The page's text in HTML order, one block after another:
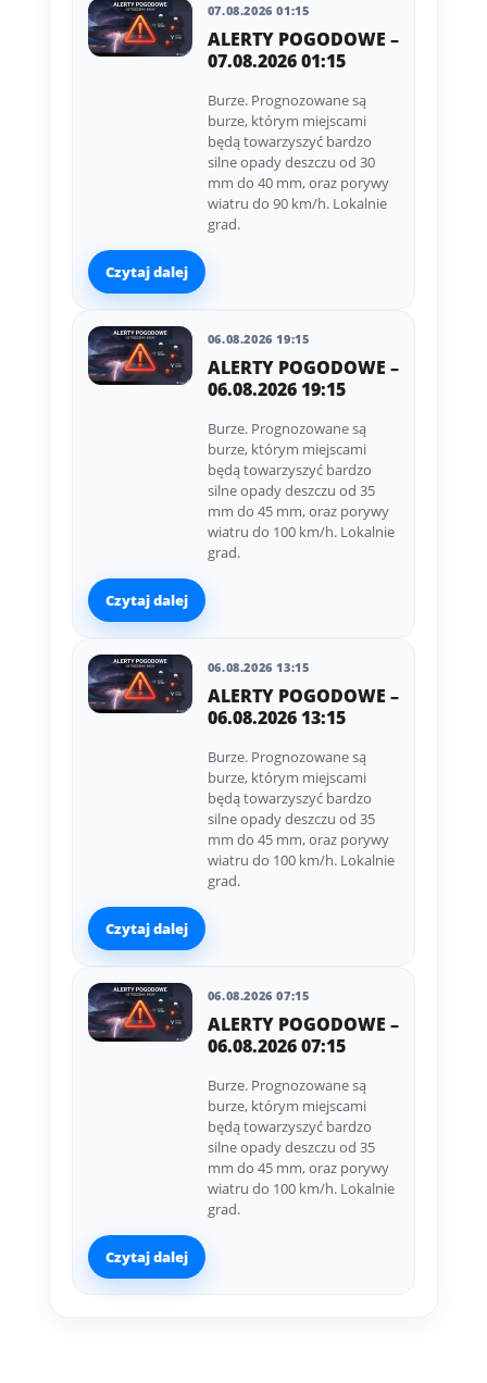
07.08.2026 01:15
ALERTY POGODOWE –
07.08.2026 01:15
Burze. Prognozowane są
burze, którym miejscami
będą towarzyszyć bardzo
silne opady deszczu od 30
mm do 40 mm, oraz porywy
wiatru do 90 km/h. Lokalnie
grad.
Czytaj dalej
06.08.2026 19:15
ALERTY POGODOWE –
06.08.2026 19:15
Burze. Prognozowane są
burze, którym miejscami
będą towarzyszyć bardzo
silne opady deszczu od 35
mm do 45 mm, oraz porywy
wiatru do 100 km/h. Lokalnie
grad.
Czytaj dalej
06.08.2026 13:15
ALERTY POGODOWE –
06.08.2026 13:15
Burze. Prognozowane są
burze, którym miejscami
będą towarzyszyć bardzo
silne opady deszczu od 35
mm do 45 mm, oraz porywy
wiatru do 100 km/h. Lokalnie
grad.
Czytaj dalej
06.08.2026 07:15
ALERTY POGODOWE –
06.08.2026 07:15
Burze. Prognozowane są
burze, którym miejscami
będą towarzyszyć bardzo
silne opady deszczu od 35
mm do 45 mm, oraz porywy
wiatru do 100 km/h. Lokalnie
grad.
Czytaj dalej